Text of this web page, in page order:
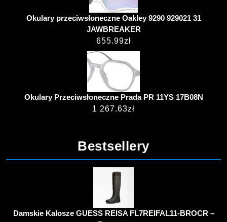
Okulary przeciwsłoneczne Oakley 9290 929021 31
JAWBREAKER
655.99zł
Okulary Przeciwsłoneczne Prada PR 11YS 17B08N
1 267.63zł
Bestsellery
Damskie Kalosze GUESS REISA FL7REIFAL11-BROCR –